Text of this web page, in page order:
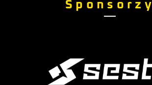
Sponsorzy